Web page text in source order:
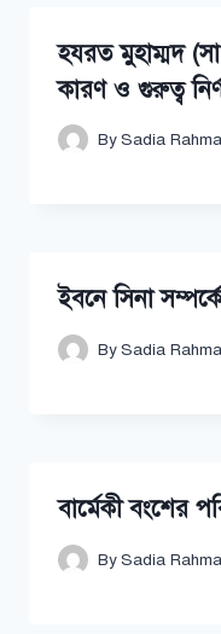
হযরত মুহাম্মদ
কারণ ও গুরুত্ব
BySadia
ইবনে সিনা
BySadia
বার্মেকী বংশের
BySadia